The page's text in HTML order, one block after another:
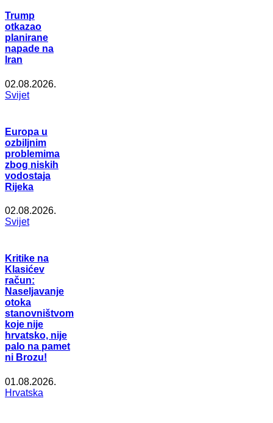
Trump
otkazao
planirane
napade na
Iran
02.08.2026.
Svijet
Europa u
ozbiljnim
problemima
zbog niskih
vodostaja
Rijeka
02.08.2026.
Svijet
Kritike na
Klasićev
račun:
Naseljavanje
otoka
stanovništvom
koje nije
hrvatsko, nije
palo na pamet
ni Brozu!
01.08.2026.
Hrvatska